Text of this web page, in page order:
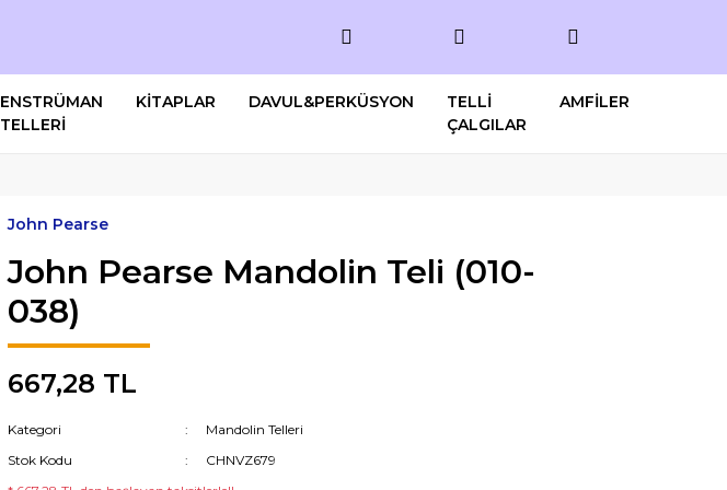
ENSTRÜMAN
TELLERİ
KİTAPLAR DAVUL&PERKÜSYON
TELLİ
ÇALGILAR
AMFİLER
John Pearse
John Pearse Mandolin Teli (010-
038)
667,28 TL
Kategori
Mandolin Telleri
Stok Kodu
CHNVZ679